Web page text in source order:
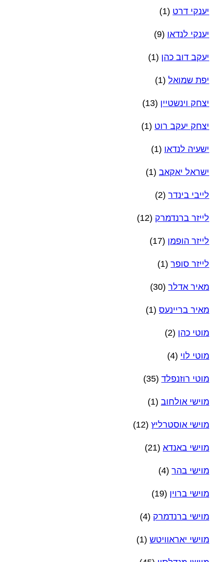
יענקי דרט (1)
יענקי לנדאו (9)
יעקב דוב כהן (1)
יפת שמואל (1)
יצחק וינשטיין (13)
יצחק יעקב רוט (1)
ישעיה לנדאו (1)
ישראל יאקאב (1)
לייבי בינדר (2)
לייזר ברנדמרק (12)
לייזר הופמן (17)
לייזר סופר (1)
מאיר אדלר (30)
מאיר בריינעס (1)
מוטי כהן (2)
מוטי לוי (4)
מוטי רוזנפלד (35)
מוישי אולחוב (1)
מוישי אוסטרליץ (12)
מוישי באנדא (21)
מוישי בהר (4)
מוישי ברוין (19)
מוישי ברנדמרק (4)
מוישי יאראוויטש (1)